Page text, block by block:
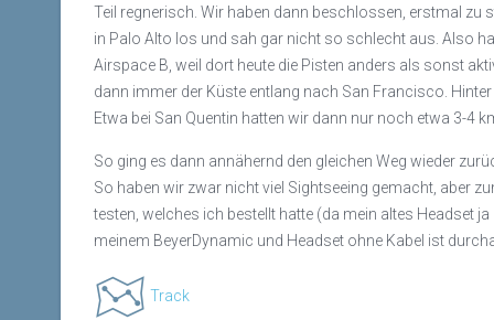
Teil regnerisch. Wir haben dann beschlossen, erstmal zu
in Palo Alto los und sah gar nicht so schlecht aus. Also
Airspace B, weil dort heute die Pisten anders als sonst
dann immer der Küste entlang nach San Francisco.
Etwa bei San Quentin hatten wir dann nur noch etwa 3-4
So ging es dann annähernd den gleichen Weg wieder
So haben wir zwar nicht viel Sightseeing gemacht, aber
testen, welches ich bestellt hatte (da mein altes Headset
meinem BeyerDynamic und Headset ohne Kabel ist
Track